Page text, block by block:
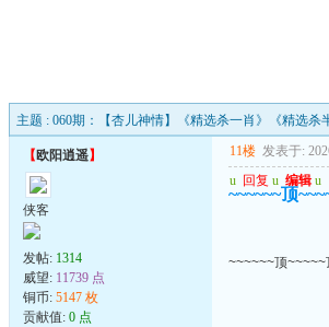
主题 : 060期：【杏儿神情】《精选杀一肖》《精选
【 欧阳逍遥】
侠客
发帖: 1314
威望: 11739 点
铜币: 5147 枚
贡献值: 0 点
11楼 发表于:
u 回复 u 编辑 u
~~~~~~顶
~~~~~~顶